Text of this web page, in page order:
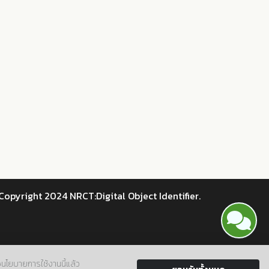
2024 NRCT:Digital Object Identifier.
ยบายการใช้งานนี้แล้ว